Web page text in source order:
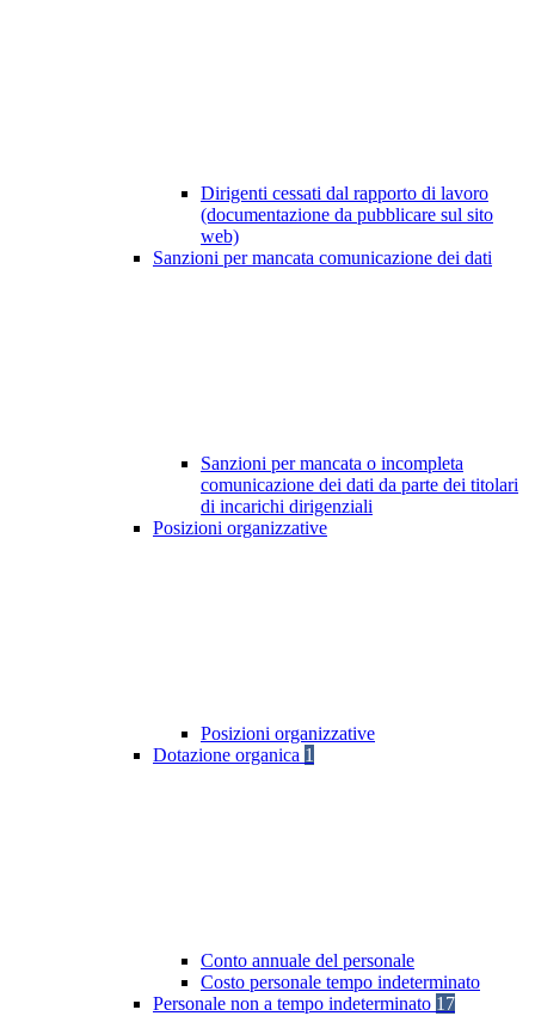
Dirigenti cessati dal rapporto di lavoro
(documentazione da pubblicare sul sito
web)
Sanzioni per mancata comunicazione dei dati
Sanzioni per mancata o incompleta
comunicazione dei dati da parte dei titolari
di incarichi dirigenziali
Posizioni organizzative
Posizioni organizzative
Dotazione organica 1
Conto annuale del personale
Costo personale tempo indeterminato
Personale non a tempo indeterminato 17